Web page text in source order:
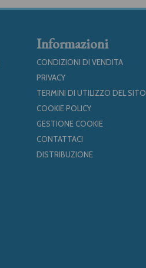
Informazioni
CONDIZIONI DI VENDITA
PRIVACY
TERMINI DI UTILIZZO DEL SITO
COOKIE POLICY
GESTIONE COOKIE
CONTATTACI
DISTRIBUZIONE